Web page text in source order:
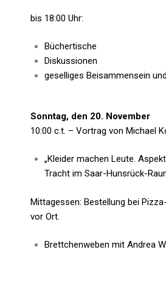
bis 18:00 Uhr:
Büchertische
Diskussionen
geselliges Beisammensein
Sonntag, den 20. November
10:00 c.t. – Vortrag von Michael
„Kleider machen Leute.
Tracht im Saar-Hunsrück-
Mittagessen: Bestellung bei
vor Ort.
Brettchenweben mit Andrea